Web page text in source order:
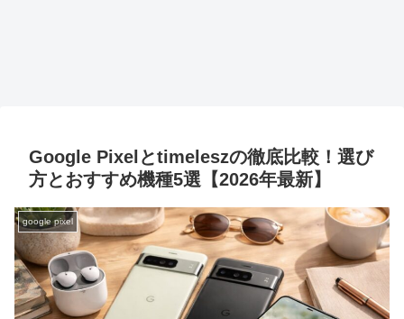
Google Pixelとtimeleszの徹底比較！選び
方とおすすめ機種5選【2026年最新】
google pixel